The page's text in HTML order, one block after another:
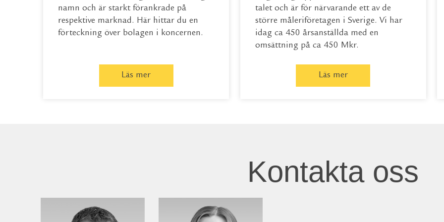
namn och är starkt förankrade på
respektive marknad. Här hittar du en
förteckning över bolagen i koncernen.
Läs mer
talet och är för närvarande ett av de
större måleriföretagen i Sverige. Vi har
idag ca 450 årsanställda med en
omsättning på ca 450 Mkr.
Läs mer
Kontakta oss